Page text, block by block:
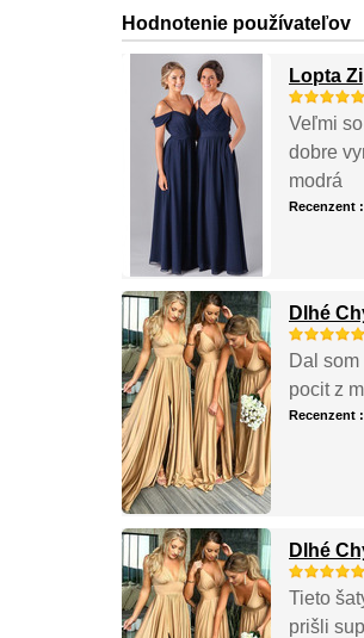
Hodnotenie používateľov
Lopta
Veľmi
dobre
modrá
Recenzent
Dlhé
Dal
pocit z
Recenzent
Dlhé
Tieto
prišli